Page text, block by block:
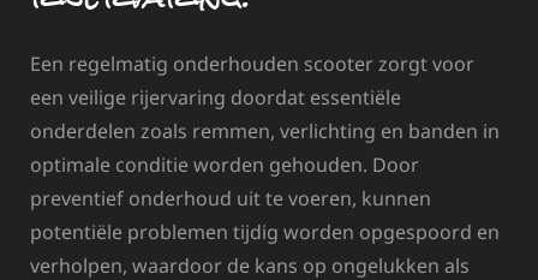
Een regelmatig onderhouden scooter zorgt voor
een veilige rijervaring doordat essentiële
onderdelen zoals remmen, verlichting en banden in
optimale conditie worden gehouden. Door
preventief onderhoud uit te voeren, kunnen
potentiële problemen tijdig worden opgespoord en
verholpen, waardoor de kans op ongelukken als